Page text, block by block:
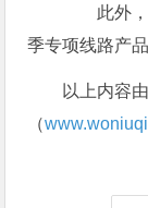
此外，
季专项线路产
以上内容
（